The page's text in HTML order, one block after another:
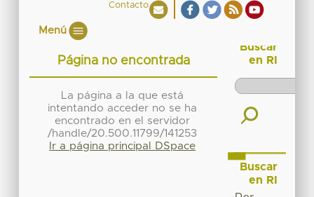
Contacto
Menú
Página no encontrada
La página a la que está
intentando acceder no se ha
encontrado en el servidor
/handle/20.500.11799/141253
Ir a página principal DSpace
Buscar
en RI
Buscar
en RI